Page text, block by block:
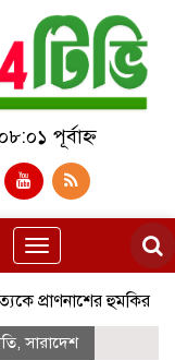
পূর্বাহ্ন
Toggle
navigation
প্রাণনাশের হুমকির
,সারাদেশ